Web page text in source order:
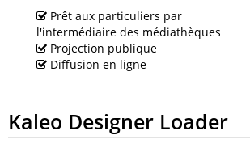
Prêt aux particuliers par
l'intermédiaire des médiathèques
Projection publique
Diffusion en ligne
Kaleo Designer Loader